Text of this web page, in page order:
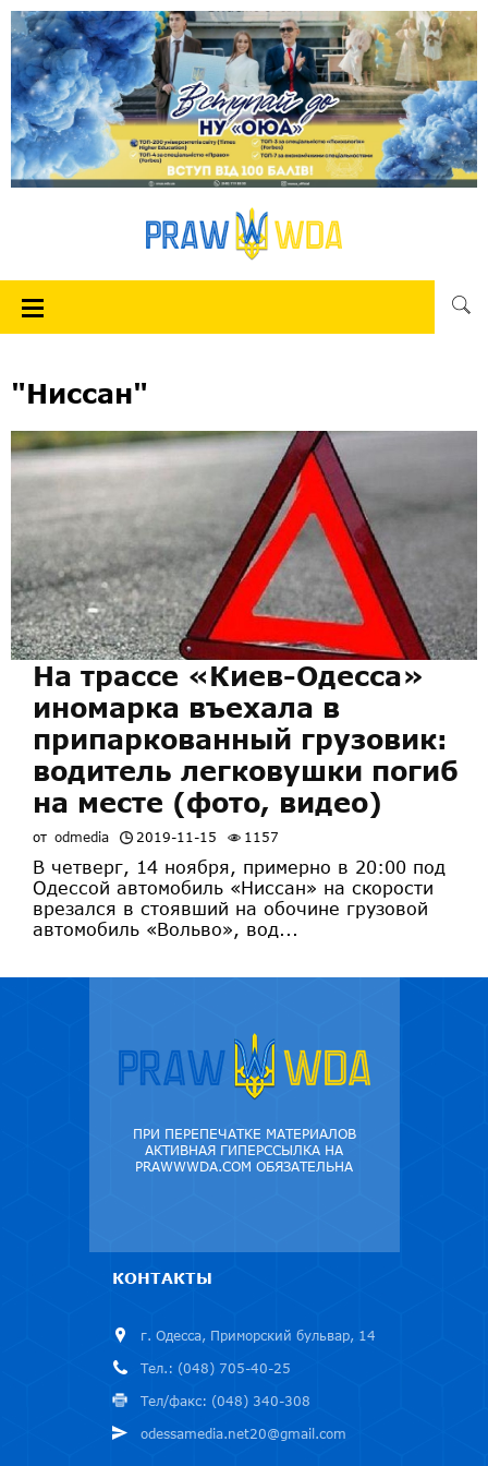
"Ниссан"
На трассе «Киев-Одесса»
иномарка въехала в
припаркованный грузовик:
водитель легковушки погиб
на месте (фото, видео)
от odmedia 2019-11-15 1157
В четверг, 14 ноября, примерно в 20:00 под
Одессой автомобиль «Ниссан» на скорости
врезался в стоявший на обочине грузовой
автомобиль «Вольво», вод...
ПРИ ПЕРЕПЕЧАТКЕ МАТЕРИАЛОВ
АКТИВНАЯ ГИПЕРССЫЛКА НА
PRAWWWDA.COM ОБЯЗАТЕЛЬНА
КОНТАКТЫ
г. Одесса, Приморский бульвар, 14
Тел.: (048) 705-40-25
Тел/факс: (048) 340-308
odessamedia.net20@gmail.com